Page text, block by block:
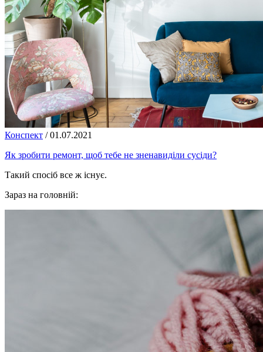
Конспект / 01.07.2021
Як зробити ремонт, щоб тебе не зненавиділи сусіди?
Такий спосіб все ж існує.
Зараз на головній: